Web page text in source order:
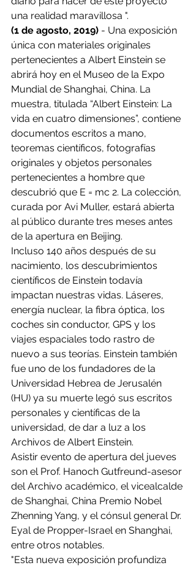
una realidad maravillosa ".
(1 de agosto, 2019) - Una exposición
única con materiales originales
pertenecientes a Albert Einstein se
abrirá hoy en el Museo de la Expo
Mundial de Shanghai, China. La
muestra, titulada “Albert Einstein: La
vida en cuatro dimensiones”, contiene
documentos escritos a mano,
teoremas científicos, fotografías
originales y objetos personales
pertenecientes a hombre que
descubrió que E = mc 2. La colección,
curada por Avi Muller, estará abierta
al público durante tres meses antes
de la apertura en Beijing.
Incluso 140 años después de su
nacimiento, los descubrimientos
científicos de Einstein todavía
impactan nuestras vidas. Láseres,
energía nuclear, la fibra óptica, los
coches sin conductor, GPS y los
viajes espaciales todo rastro de
nuevo a sus teorías. Einstein también
fue uno de los fundadores de la
Universidad Hebrea de Jerusalén
(HU) ya su muerte legó sus escritos
personales y científicas de la
universidad, de dar a luz a los
Archivos de Albert Einstein.
Asistir evento de apertura del jueves
son el Prof. Hanoch Gutfreund-asesor
del Archivo académico, el vicealcalde
de Shanghai, China Premio Nobel
Zhenning Yang, y el cónsul general Dr.
Eyal de Propper-Israel en Shanghai,
entre otros notables.
"Esta nueva exposición profundiza